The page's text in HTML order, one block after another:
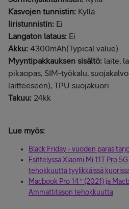
Kasvojen tunnistin: Kyllä
Iiristunnistin: Ei
Langaton lataus: Ei
Akku: 4300mAh(Typical value)
Myyntipakkauksen sisältö: laite,
pikaopas, SIM-työkalu,
laitteeseen), TPU suojakuori
Takuu: 24kk
Lue myös:
Black Friday - vuoden paras
Esittelyssä Xiaomi Mi 11T Pro
tehokkuutta tyylikkäissä
Macbook Pro 14 ″ (2021) ja
Ammattitason tehokkuutta